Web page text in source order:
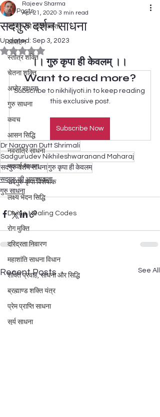
All Posts
सदगुरु की आवश्यकता
आवाहन
स्तोत्र शक्ति
चेतना शक्ति
अघोर साधना
गुरु साधना
कवच
आसन सिद्धि
नवरात्रि साधना
नववर्ष साधना
सदगुरु कृपा विशेषांक
लक्ष्य भेदन सिद्धि
Divine Healing Codes
रोग मुक्ति
दरिद्रता निवारण
महाशांति साधना विधान
शक्ति प्रवाह, साधना और सिद्धि
ब्रह्माण्ड शक्ति यंत्र
प्रेम प्राप्ति साधना
सूर्य साधना
सदगुरु दर्शन साधना
Rajeev Sharma
Apr 21, 2020 3 min read
Updated: Sep 3, 2023
Rated NaN out of 5 stars.
।। गुरु कृपा ही केवलम् ।।
Want to read more?
Subscribe to nikhiljyoti.in to keep reading
this exclusive post.
Subscribe Now
Dr Narayan Dutt Shrimali
Sadgurudev Nikhileshwaranand Maharaj
सदगुरु दर्शन साधनागुरु कृपा ही केवलम्
सदगुरु की आवश्यकता
गुरु साधना
Recent Posts See All